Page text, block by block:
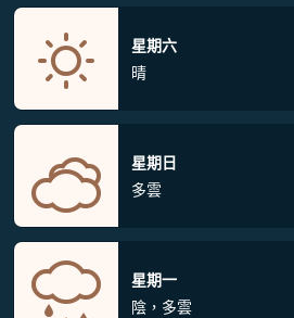
星期六
晴
星期日
多雲
星期一
陰，多雲